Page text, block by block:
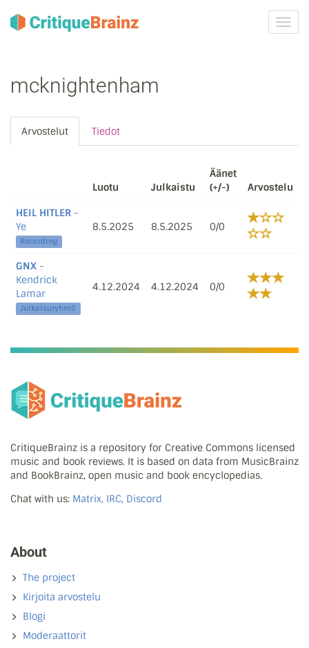
mcknightenham
Arvostelut Tiedot
Luotu Julkaistu
Äänet
(+/-)
Arvostelu
HEIL HITLER -
Ye
Recording
8.5.2025 8.5.2025 0/0
GNX -
Kendrick
Lamar
Julkaisuryhmä
4.12.2024 4.12.2024 0/0
CritiqueBrainz is a repository for Creative Commons licensed
music and book reviews. It is based on data from MusicBrainz
and BookBrainz, open music and book encyclopedias.
Chat with us: Matrix, IRC, Discord
About
The project
Kirjoita arvostelu
Blogi
Moderaattorit